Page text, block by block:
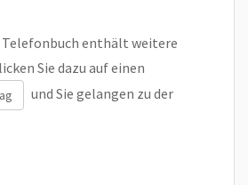
enthält weitere
Sie dazu auf einen
und Sie gelangen zu der